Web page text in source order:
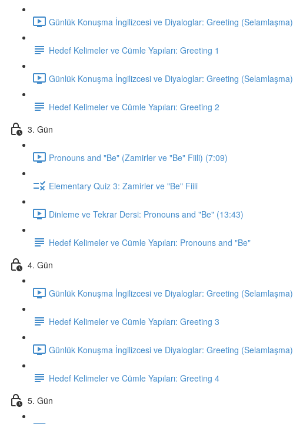
Günlük Konuşma İngilizcesi ve Diyaloglar: Greeting
Hedef Kelimeler ve Cümle Yapıları: Greeting 1
Günlük Konuşma İngilizcesi ve Diyaloglar: Greeting
Hedef Kelimeler ve Cümle Yapıları: Greeting 2
3. Gün
Pronouns and "Be" (Zamirler ve "Be" Fiili) (7:09)
Elementary Quiz 3: Zamirler ve "Be" Fiili
Dinleme ve Tekrar Dersi: Pronouns and "Be" (13:43)
Hedef Kelimeler ve Cümle Yapıları: Pronouns and "Be"
4. Gün
Günlük Konuşma İngilizcesi ve Diyaloglar: Greeting
Hedef Kelimeler ve Cümle Yapıları: Greeting 3
Günlük Konuşma İngilizcesi ve Diyaloglar: Greeting
Hedef Kelimeler ve Cümle Yapıları: Greeting 4
5. Gün